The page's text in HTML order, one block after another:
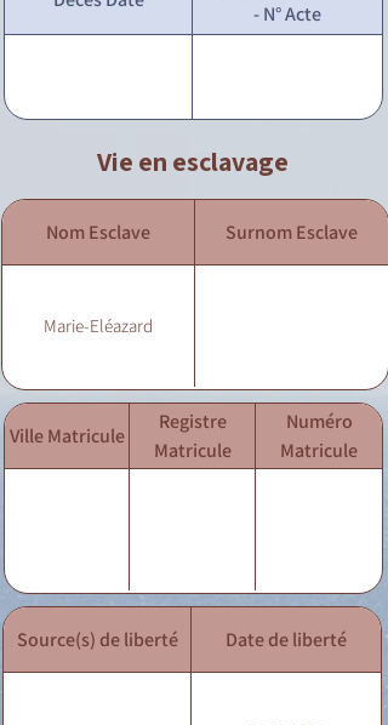
- N° Acte
Vie en esclavage
Nom Esclave Surnom Esclave
Marie-Eléazard
Ville Matricule
Registre
Matricule
Numéro
Matricule
Source(s) de liberté Date de liberté